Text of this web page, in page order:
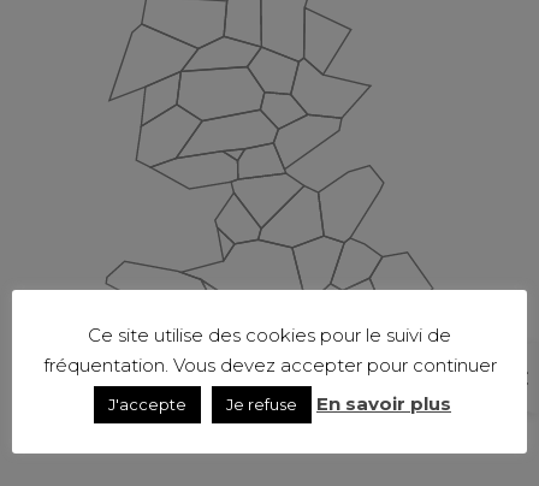
Ce site utilise des cookies pour le suivi de
fréquentation. Vous devez accepter pour continuer
J'accepte Je refuse En savoir plus